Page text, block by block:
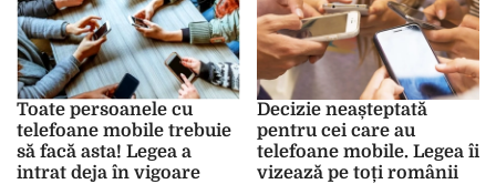
Toate persoanele cu
telefoane mobile trebuie
să facă asta! Legea a
intrat deja în vigoare
Decizie neașteptată
pentru cei care au
telefoane mobile. Legea îi
vizează pe toți românii